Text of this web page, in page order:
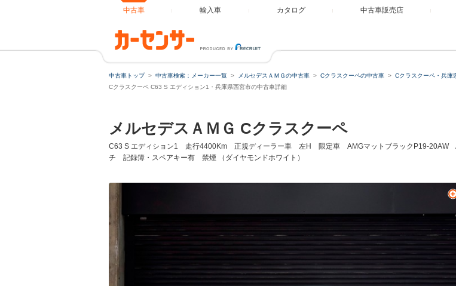
中古車 輸入車 カタログ 中古車販売店
中古車トップ 中古車検索：メーカー一覧 メルセデスＡＭＧの中古車 Cクラスクーペの中古車 Cクラスクーペ・兵庫
Cクラスクーペ C63 S エディション1・兵庫県西宮市の中古車詳細
メルセデスＡＭＧ Cクラスクーペ
C63 S エディション1 走行4400Km 正規ディーラー車 左H 限定車 AMGマットブラックP19-20AW
チ 記録簿・スペアキー有 禁煙 （ダイヤモンドホワイト）
ローンシミュレーター
ローン種類
通常ローン 残価・据置ローン
借入額
支払総額 本体価格 自由に設定
物件価格 万円